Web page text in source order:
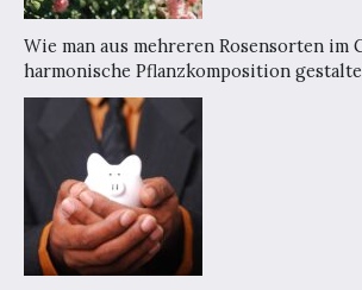
Wie man aus mehreren Rosensorten im
harmonische Pflanzkomposition